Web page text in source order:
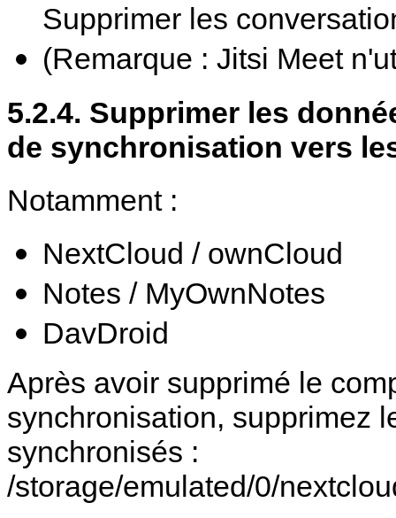
Supprimer les
(Remarque : Jitsi Meet
5.2.4. Supprimer les
de synchronisation vers
Notamment :
NextCloud / ownCloud
Notes / MyOwnNotes
DavDroid
Après avoir supprimé le
synchronisation, supprimez
synchronisés :
/storage/emulated/0/